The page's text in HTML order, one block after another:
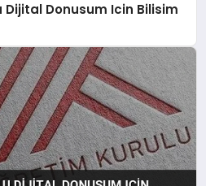
Donusum Icin Bilisim